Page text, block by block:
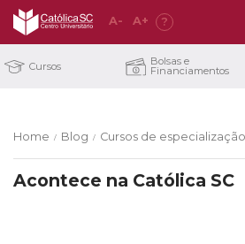
A- A+ ?
Cursos Bolsas e
Financiamentos
Home / Blog / Cursos de
Acontece na Católica SC